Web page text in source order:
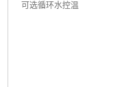
可选循环水控温